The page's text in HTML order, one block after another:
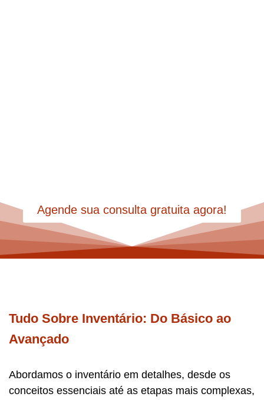
Agende sua consulta gratuita agora!
Tudo Sobre Inventário: Do Básico ao
Avançado
Abordamos o inventário em detalhes, desde os
conceitos essenciais até as etapas mais complexas,